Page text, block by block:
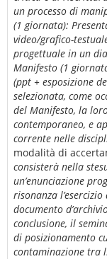
un processo di
(1 giornata):
video/grafico-
progettuale in un
Manifesto (1
(ppt + esposizione
selezionata, come
del Manifesto, la
contemporaneo, e
corrente nelle
modalità di
consisterà nella
un’enunciazione
risonanza
documento
conclusione, il
di posizionamento
contaminazione tra